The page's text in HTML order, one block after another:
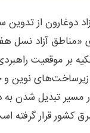
دوغارون از تدوین
«مناطق آزاد نسل
بر موقعیت
زیرساخت‌های نوین
تبدیل شدن به
کشور قرار گرفته